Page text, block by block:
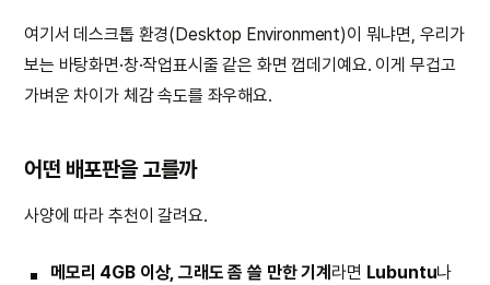
여기서 데스크톱 환경(Desktop Environment)이 뭐냐면, 우리가
보는 바탕화면·창·작업표시줄 같은 화면 껍데기예요. 이게 무겁고
가벼운 차이가 체감 속도를 좌우해요.
어떤 배포판을 고를까
사양에 따라 추천이 갈려요.
메모리 4GB 이상, 그래도 좀 쓸 만한 기계 라면 Lubuntu나